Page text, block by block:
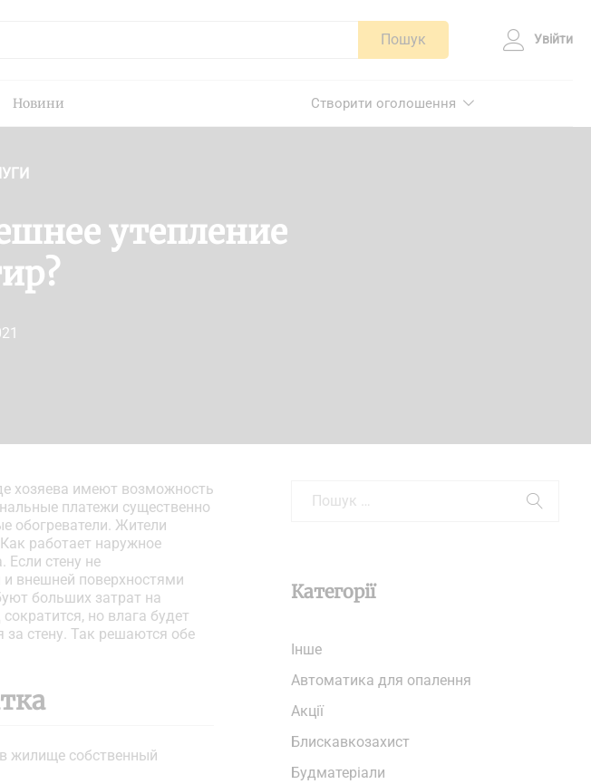
Пошук Увійти
Створити оголошення
Новини
утепление
хозяева имеют возможность
платежи существенно
обогреватели. Жители
работает наружное
Если стену не
и внешней поверхностями
больших затрат на
но влага будет
за стену. Так решаются обе
жилище собственный
Категорії
Iнше
Автоматика для опалення
Акції
Блискавкозахист
Будматеріали